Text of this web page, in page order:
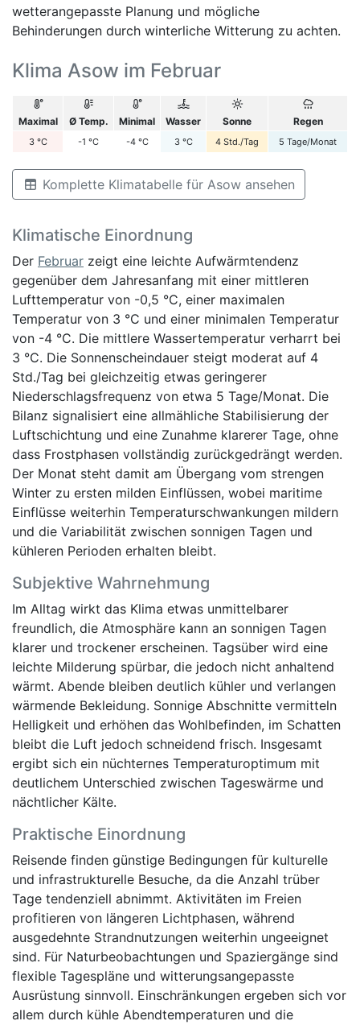
wetterangepasste Planung und mögliche
Behinderungen durch winterliche Witterung zu achten.
Klima Asow im Februar
Maximal Ø Temp. Minimal Wasser Sonne Regen
3 °C -1 °C -4 °C 3 °C 4 Std./Tag 5 Tage/Monat
Komplette Klimatabelle für Asow ansehen
Klimatische Einordnung
Der Februar zeigt eine leichte Aufwärmtendenz
gegenüber dem Jahresanfang mit einer mittleren
Lufttemperatur von -0,5 °C, einer maximalen
Temperatur von 3 °C und einer minimalen Temperatur
von -4 °C. Die mittlere Wassertemperatur verharrt bei
3 °C. Die Sonnenscheindauer steigt moderat auf 4
Std./Tag bei gleichzeitig etwas geringerer
Niederschlagsfrequenz von etwa 5 Tage/Monat. Die
Bilanz signalisiert eine allmähliche Stabilisierung der
Luftschichtung und eine Zunahme klarerer Tage, ohne
dass Frostphasen vollständig zurückgedrängt werden.
Der Monat steht damit am Übergang vom strengen
Winter zu ersten milden Einflüssen, wobei maritime
Einflüsse weiterhin Temperaturschwankungen mildern
und die Variabilität zwischen sonnigen Tagen und
kühleren Perioden erhalten bleibt.
Subjektive Wahrnehmung
Im Alltag wirkt das Klima etwas unmittelbarer
freundlich, die Atmosphäre kann an sonnigen Tagen
klarer und trockener erscheinen. Tagsüber wird eine
leichte Milderung spürbar, die jedoch nicht anhaltend
wärmt. Abende bleiben deutlich kühler und verlangen
wärmende Bekleidung. Sonnige Abschnitte vermitteln
Helligkeit und erhöhen das Wohlbefinden, im Schatten
bleibt die Luft jedoch schneidend frisch. Insgesamt
ergibt sich ein nüchternes Temperaturoptimum mit
deutlichem Unterschied zwischen Tageswärme und
nächtlicher Kälte.
Praktische Einordnung
Reisende finden günstige Bedingungen für kulturelle
und infrastrukturelle Besuche, da die Anzahl trüber
Tage tendenziell abnimmt. Aktivitäten im Freien
profitieren von längeren Lichtphasen, während
ausgedehnte Strandnutzungen weiterhin ungeeignet
sind. Für Naturbeobachtungen und Spaziergänge sind
flexible Tagespläne und witterungsangepasste
Ausrüstung sinnvoll. Einschränkungen ergeben sich vor
allem durch kühle Abendtemperaturen und die